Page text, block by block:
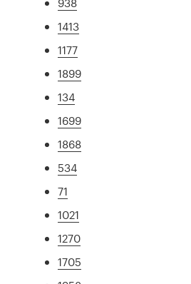
1413
1177
1899
134
1699
1868
534
71
1021
1270
1705